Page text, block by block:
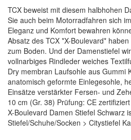
TCX beweist mit diesem halbhohen
Sie auch beim Motorradfahren sich
Eleganz und Komfort bewahren
Absatz des TCX *X-Boulevard*
zum Boden. Und der Damenstiefel
vollnarbiges Rindleder weiches
Dry membran Laufsohle aus Gummi
anatomisch geformte Einlegesohle,
Einsätze verstärkter Fersen- und
10 cm (Gr. 38) Prüfung: CE
X-Boulevard Damen Stiefel Schwarz
Stiefel/Schuhe/Socken > Citystiefel